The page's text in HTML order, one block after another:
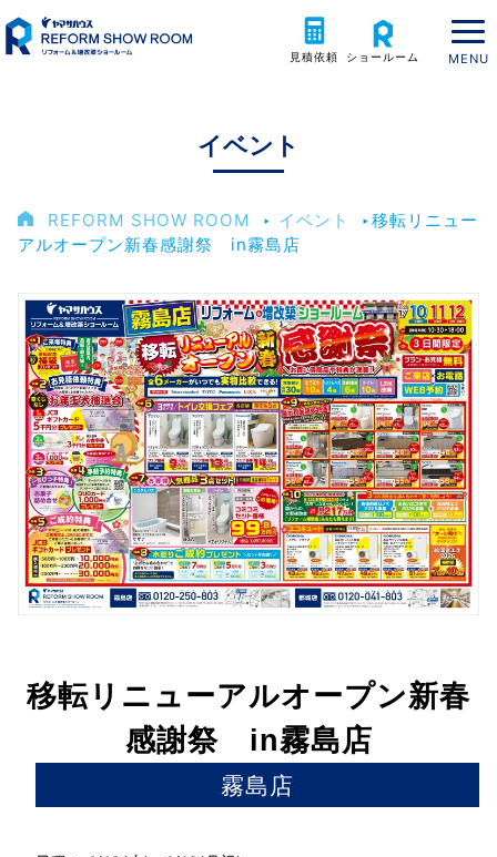
見積依頼 ショールーム
イベント
REFORM SHOW ROOM ‣ イベント ‣移転リニュー
アルオープン新春感謝祭 in霧島店
移転リニューアルオープン新春
感謝祭 in霧島店
霧島店